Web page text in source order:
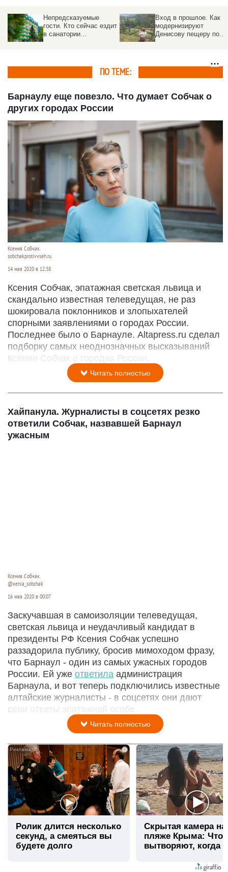
Непредсказуемые
гости. Кто сейчас ездит
в санатории
Вход в прошлое. Как
модернизируют
Денисову пещеру под
ПО ТЕМЕ:
Барнаулу еще повезло. Что думает Собчак о
других городах России
Ксения Собчак.
sobchakprotivvseh.ru
14 мая 2020 в 12:38
Ксения Собчак, эпатажная светская львица и
скандально известная телеведущая, не раз
шокировала поклонников и злопыхателей
спорными заявлениями о городах России.
Последнее было о Барнауле. Altapress.ru сделал
подборку самых неоднозначных высказываний
Ксении Собчак о городах России.
Читать полностью
Хайпанула. Журналисты в соцсетях резко
ответили Собчак, назвавшей Барнаул
ужасным
Ксения Собчак.
@xenia_sobchak
16 мая 2020 в 00:07
Заскучавшая в самоизоляции телеведущая,
светская львица и неудачливый кандидат в
президенты РФ Ксения Собчак успешно
раззадорила публику, бросив мимоходом фразу,
что Барнаул - один из самых ужасных городов
России. Ей уже ответила администрация
Барнаула, и вот теперь подключились известные
алтайские журналисты - в соцсетях они дают
свои ответы эпатажной особе.
Читать полностью
Ролик длится несколько
секунд, а смеяться вы
будете долго
Скрытая камера на
пляже Крыма: Что
вытворяют, когда